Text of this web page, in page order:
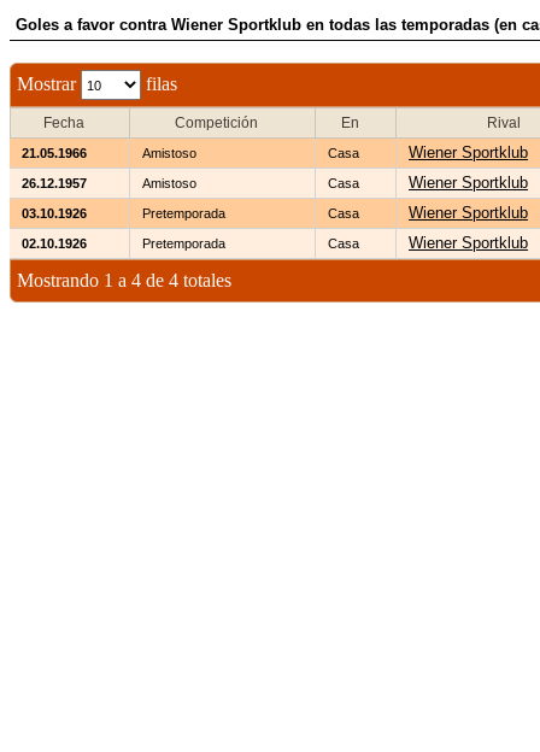
Goles a favor contra Wiener Sportklub en todas las temporadas (en
Mostrar filas
Fecha Competición En Rival
21.05.1966 Amistoso Casa Wiener Sportklub
26.12.1957 Amistoso Casa Wiener Sportklub
03.10.1926 Pretemporada Casa Wiener Sportklub
02.10.1926 Pretemporada Casa Wiener Sportklub
Mostrando 1 a 4 de 4 totales